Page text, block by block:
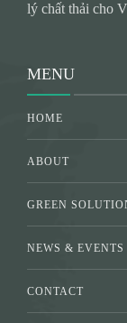
lý chất thải cho
MENU
HOME
ABOUT
GREEN
NEWS & EVENTS
CONTACT